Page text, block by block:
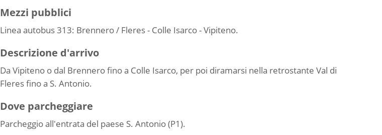
Mezzi pubblici
Linea autobus 313: Brennero / Fleres - Colle Isarco - Vipiteno.
Descrizione d'arrivo
Da Vipiteno o dal Brennero fino a Colle Isarco, per poi diramarsi nella retrostante Val di
Fleres fino a S. Antonio.
Dove parcheggiare
Parcheggio all'entrata del paese S. Antonio (P1).